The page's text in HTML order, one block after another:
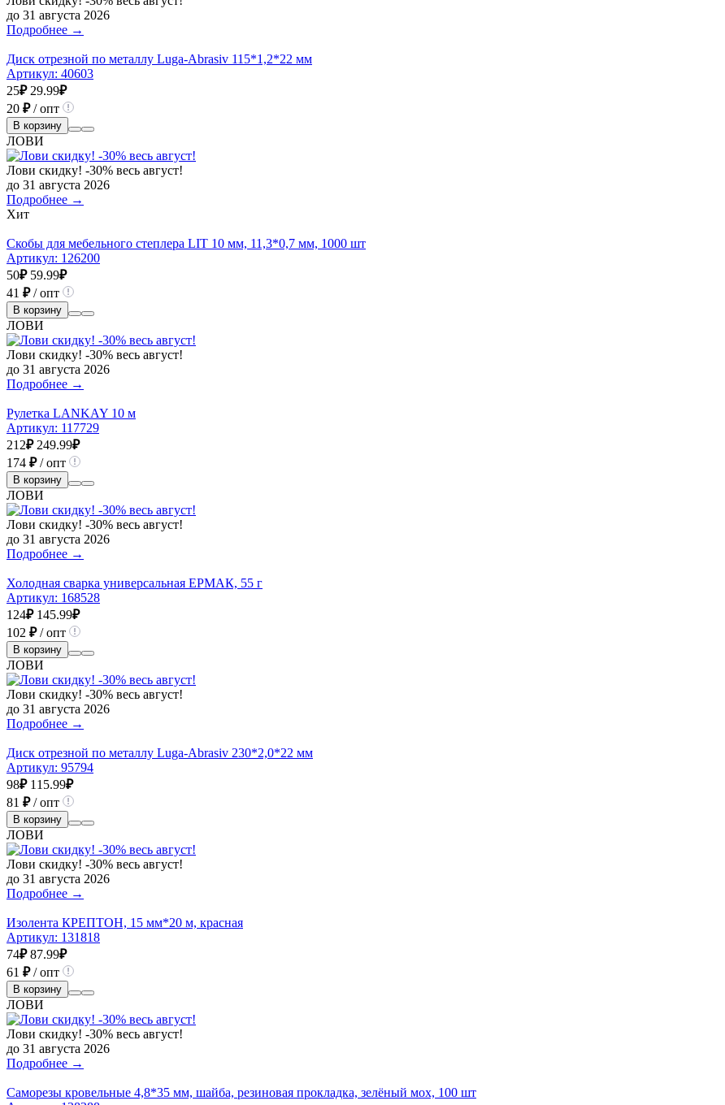
до 31 августа 2026
Подробнее →
Диск отрезной по металлу Luga-Abrasiv 115*1,2*22 мм
Артикул: 40603
25₽ 29.99₽
20 ₽/ опт
В корзину
ЛОВИ
Лови скидку! -30% весь август!
до 31 августа 2026
Подробнее →
Хит
Скобы для мебельного степлера LIT 10 мм, 11,3*0,7 мм, 1000 шт
Артикул: 126200
50₽ 59.99₽
41 ₽/ опт
В корзину
ЛОВИ
Лови скидку! -30% весь август!
до 31 августа 2026
Подробнее →
Рулетка LANKAY 10 м
Артикул: 117729
212₽ 249.99₽
174 ₽/ опт
В корзину
ЛОВИ
Лови скидку! -30% весь август!
до 31 августа 2026
Подробнее →
Холодная сварка универсальная ЕРМАК, 55 г
Артикул: 168528
124₽ 145.99₽
102 ₽/ опт
В корзину
ЛОВИ
Лови скидку! -30% весь август!
до 31 августа 2026
Подробнее →
Диск отрезной по металлу Luga-Abrasiv 230*2,0*22 мм
Артикул: 95794
98₽ 115.99₽
81 ₽/ опт
В корзину
ЛОВИ
Лови скидку! -30% весь август!
до 31 августа 2026
Подробнее →
Изолента КРЕПТОН, 15 мм*20 м, красная
Артикул: 131818
74₽ 87.99₽
61 ₽/ опт
В корзину
ЛОВИ
Лови скидку! -30% весь август!
до 31 августа 2026
Подробнее →
Саморезы кровельные 4,8*35 мм, шайба, резиновая прокладка, зелёный мох, 100 шт